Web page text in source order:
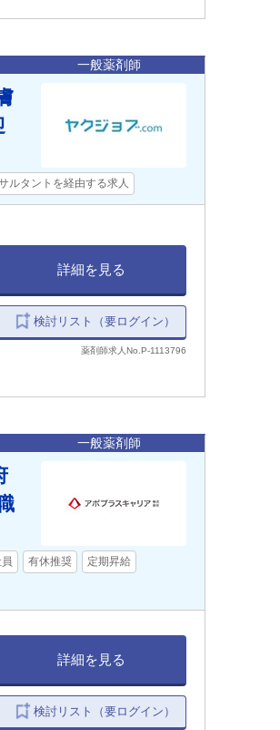
一般薬剤師
ルタントを経由する求人
詳細を見る
検討リスト（要ログイン）
薬剤師求人No.P-1113796
一般薬剤師
有休推奨 定期昇給
詳細を見る
検討リスト（要ログイン）